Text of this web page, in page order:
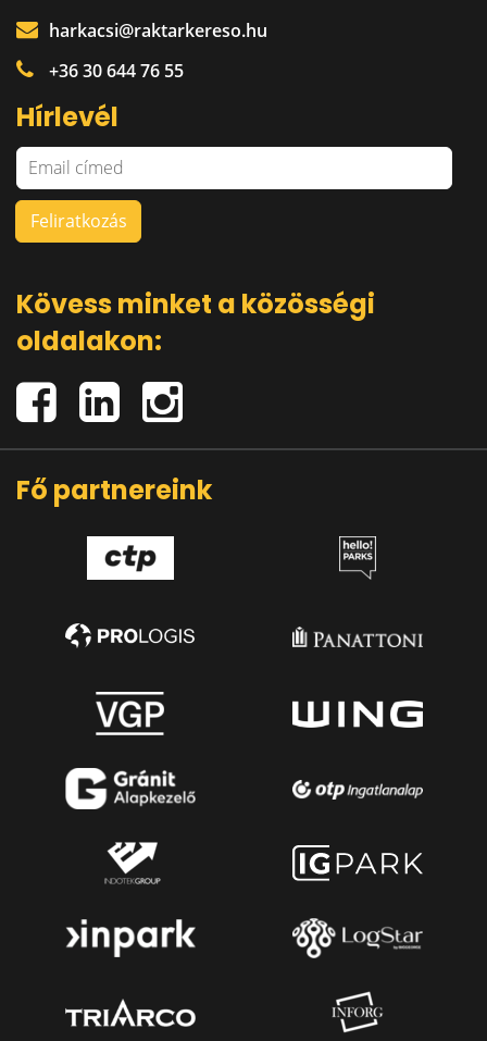
harkacsi@raktarkereso.hu
+36 30 644 76 55
Hírlevél
Kövess minket a közösségi
oldalakon:
Fő partnereink